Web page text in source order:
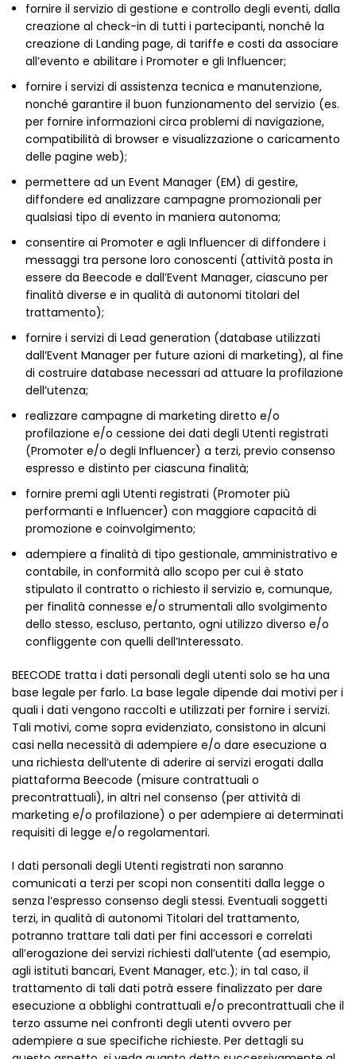
fornire il servizio di gestione e controllo degli eventi, dalla
creazione al check-in di tutti i partecipanti, nonché la
creazione di Landing page, di tariffe e costi da associare
all’evento e abilitare i Promoter e gli Influencer;
fornire i servizi di assistenza tecnica e manutenzione,
nonché garantire il buon funzionamento del servizio (es.
per fornire informazioni circa problemi di navigazione,
compatibilità di browser e visualizzazione o caricamento
delle pagine web);
permettere ad un Event Manager (EM) di gestire,
diffondere ed analizzare campagne promozionali per
qualsiasi tipo di evento in maniera autonoma;
consentire ai Promoter e agli Influencer di diffondere i
messaggi tra persone loro conoscenti (attività posta in
essere da Beecode e dall’Event Manager, ciascuno per
finalità diverse e in qualità di autonomi titolari del
trattamento);
fornire i servizi di Lead generation (database utilizzati
dall’Event Manager per future azioni di marketing), al fine
di costruire database necessari ad attuare la profilazione
dell’utenza;
realizzare campagne di marketing diretto e/o
profilazione e/o cessione dei dati degli Utenti registrati
(Promoter e/o degli Influencer) a terzi, previo consenso
espresso e distinto per ciascuna finalità;
fornire premi agli Utenti registrati (Promoter più
performanti e Influencer) con maggiore capacità di
promozione e coinvolgimento;
adempiere a finalità di tipo gestionale, amministrativo e
contabile, in conformità allo scopo per cui è stato
stipulato il contratto o richiesto il servizio e, comunque,
per finalità connesse e/o strumentali allo svolgimento
dello stesso, escluso, pertanto, ogni utilizzo diverso e/o
confliggente con quelli dell’Interessato.
BEECODE tratta i dati personali degli utenti solo se ha una
base legale per farlo. La base legale dipende dai motivi per i
quali i dati vengono raccolti e utilizzati per fornire i servizi.
Tali motivi, come sopra evidenziato, consistono in alcuni
casi nella necessità di adempiere e/o dare esecuzione a
una richiesta dell’utente di aderire ai servizi erogati dalla
piattaforma Beecode (misure contrattuali o
precontrattuali), in altri nel consenso (per attività di
marketing e/o profilazione) o per adempiere ai determinati
requisiti di legge e/o regolamentari.
I dati personali degli Utenti registrati non saranno
comunicati a terzi per scopi non consentiti dalla legge o
senza l’espresso consenso degli stessi. Eventuali soggetti
terzi, in qualità di autonomi Titolari del trattamento,
potranno trattare tali dati per fini accessori e correlati
all’erogazione dei servizi richiesti dall’utente (ad esempio,
agli istituti bancari, Event Manager, etc.); in tal caso, il
trattamento di tali dati potrà essere finalizzato per dare
esecuzione a obblighi contrattuali e/o precontrattuali che il
terzo assume nei confronti degli utenti ovvero per
adempiere a sue specifiche richieste. Per dettagli su